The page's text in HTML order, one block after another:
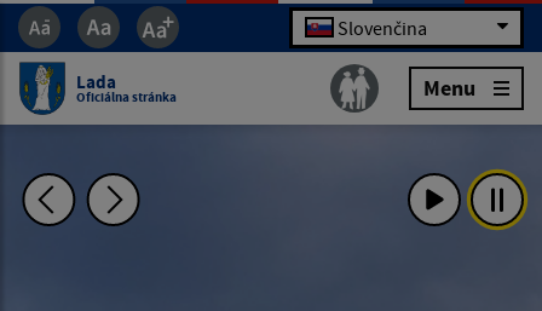
Slovenčina
Lada
Oficiálna stránka Menu